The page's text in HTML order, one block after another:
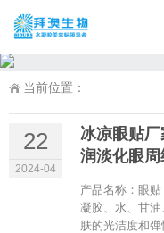
当前位置：
22
2024-04
冰凉眼贴
润淡化眼
产品名称：眼
凝胶、水、甘
肤的光洁度和